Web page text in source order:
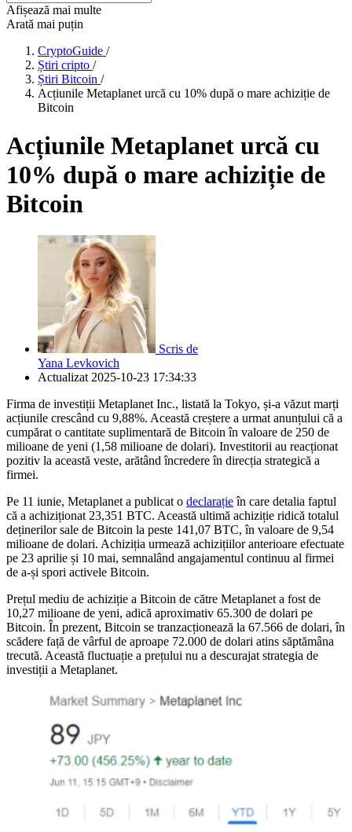
Afișează mai multe
Arată mai puțin
CryptoGuide /
Știri cripto /
Știri Bitcoin /
Acțiunile Metaplanet urcă cu 10% după o mare achiziție de
Bitcoin
Acțiunile Metaplanet urcă cu
10% după o mare achiziție de
Bitcoin
Scris de
Yana Levkovich
Actualizat 2025-10-23 17:34:33
Firma de investiții Metaplanet Inc., listată la Tokyo, și-a văzut marți
acțiunile crescând cu 9,88%. Această creștere a urmat anunțului că a
cumpărat o cantitate suplimentară de Bitcoin în valoare de 250 de
milioane de yeni (1,58 milioane de dolari). Investitorii au reacționat
pozitiv la această veste, arătând încredere în direcția strategică a
firmei.
Pe 11 iunie, Metaplanet a publicat o declarațieîn care detalia faptul
că a achiziționat 23,351 BTC. Această ultimă achiziție ridică totalul
deținerilor sale de Bitcoin la peste 141,07 BTC, în valoare de 9,54
milioane de dolari. Achiziția urmează achizițiilor anterioare efectuate
pe 23 aprilie și 10 mai, semnalând angajamentul continuu al firmei
de a-și spori activele Bitcoin.
Prețul mediu de achiziție a Bitcoin de către Metaplanet a fost de
10,27 milioane de yeni, adică aproximativ 65.300 de dolari pe
Bitcoin. În prezent, Bitcoin se tranzacționează la 67.566 de dolari, în
scădere față de vârful de aproape 72.000 de dolari atins săptămâna
trecută. Această fluctuație a prețului nu a descurajat strategia de
investiții a Metaplanet.